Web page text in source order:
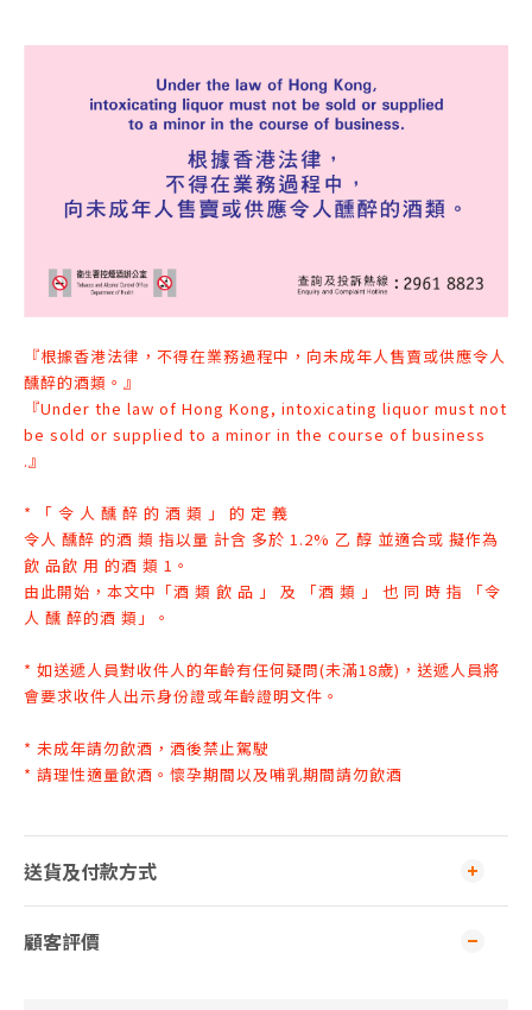
『根據香港法律，不得在業務過程中，向未成年人售賣或供應令人
醺醉的酒類。』
『Under the law of Hong Kong, intoxicating liquor must not
be sold or supplied to a minor in the course of business
.』
* 「 令 人 醺 醉 的 酒 類 」 的 定 義
令人 醺醉 的酒 類 指以量 計含 多於 1.2% 乙 醇 並適合或 擬作為
飲 品飲 用 的酒 類 1。
由此開始，本文中「酒 類 飲 品 」 及 「酒 類 」 也 同 時 指 「令
人 醺 醉的酒 類」。
* 如送遞人員對收件人的年齡有任何疑問(未滿18歲)，送遞人員將
會要求收件人出示身份證或年齡證明文件 。
* 未成年請勿飲酒，酒後禁止駕駛
* 請理性適量飲酒。懷孕期間以及哺乳期間請勿飲酒
送貨及付款方式
顧客評價